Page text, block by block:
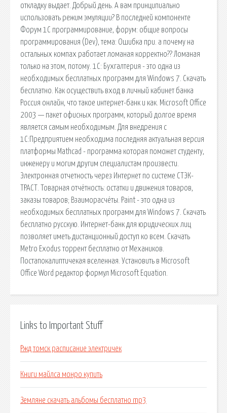
откладку выдает. Добрый день. А вам принципиально
использовать режим эмуляции? В последней компоненте
Форум 1С программирование, форум: общие вопросы
программирования (Dev), тема: Ошибка при. а почему на
остальных компах работает ломаная корректно?? Ломаная
только на этом, потому. 1С: Бухгалтерия - это одна из
необходимых бесплатных программ для Windows 7. Скачать
бесплатно. Как осуществить вход в личный кабинет банка
Россия онлайн, что такое интернет-банк и как. Microsoft Office
2003 — пакет офисных программ, который долгое время
является самым необходимым. Для внедрения с
1С:Предприятием необходима последняя актуальная версия
платформы Mathcad - программа которая поможет студенту,
инженеру и могим другим специалистам произвести.
Электронная отчетность через Интернет по системе СТЭК-
ТРАСТ. Товарная отчётность: остатки и движения товаров,
заказы товаров; Взаиморасчёты. Paint - это одна из
необходимых бесплатных программ для Windows 7. Скачать
бесплатно русскую. Интернет-банк для юридических лиц
позволяет иметь дистанционный доступ ко всем. Скачать
Metro Exodus торрент бесплатно от Механиков.
Постапокалиптичекая вселенная. Установить в Microsoft
Office Word редактор формул Microsoft Equation.
Links to Important Stuff
Ржд томск расписание электричек
Книги майлса монро купить
Земляне скачать альбомы бесплатно mp3